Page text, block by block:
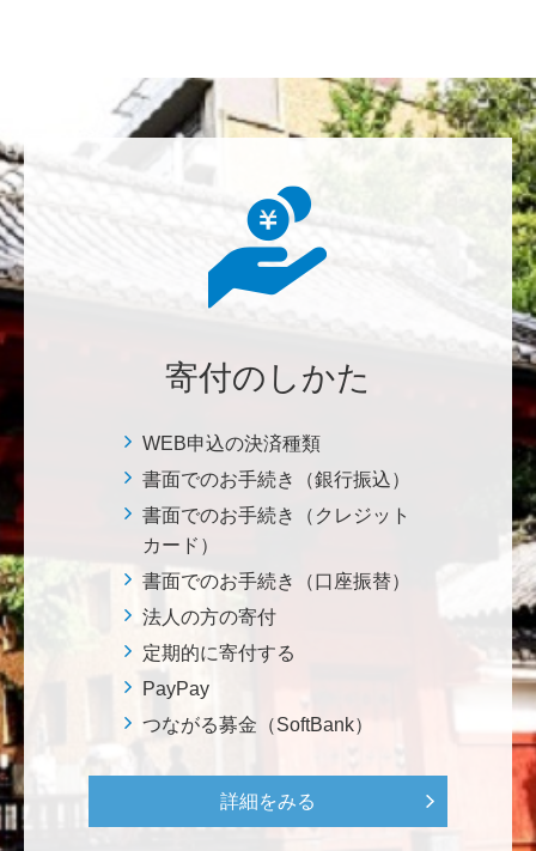
らも自信をもって励んでください。
少しでもお役に立てればと思います。 <理学系研究
赤門が再び開く日を楽しみにしております。 <ひら
南鳥島EEZに眠る国産レアアース資源の商業化を実現
し、日本を中核とする新たなレアアースサプライチェ
ーンの構築について、早期実現を期待しております。
<南鳥島レアアース泥・マンガンノジュールを開発し
て日本の未来を拓く>
2026年大会お疲れ様です！ 全体で見ると色々事件が起
きた大会でしたが、無事に走り切れたとのことでおめ
寄付のしかた
WEB申込の決済種類
書面でのお手続き（銀行振込）
書面でのお手続き（クレジット
カード）
書面でのお手続き（口座振替）
法人の方の寄付
定期的に寄付する
PayPay
つながる募金（SoftBank）
詳細をみる